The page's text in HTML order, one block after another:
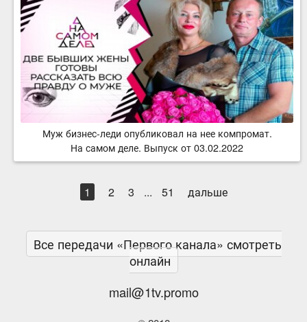
Муж бизнес-леди опубликовал на нее компромат.
На самом деле. Выпуск от 03.02.2022
1 2 3 ... 51 дальше
Все передачи «Первого канала» смотреть
онлайн
mail@1tv.promo